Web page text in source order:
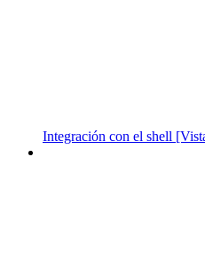
Integración con el shell